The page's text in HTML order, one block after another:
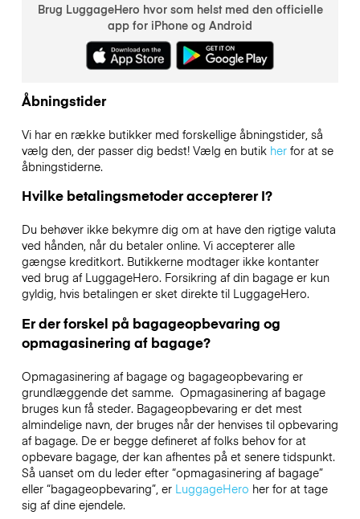
Brug LuggageHero hvor som helst med den officielle
app for iPhone og Android
Åbningstider
Vi har en række butikker med forskellige åbningstider, så
vælg den, der passer dig bedst! Vælg en butik herfor at se
åbningstiderne.
Hvilke betalingsmetoder accepterer I?
Du behøver ikke bekymre dig om at have den rigtige valuta
ved hånden, når du betaler online. Vi accepterer alle
gængse kreditkort. Butikkerne modtager ikke kontanter
ved brug af LuggageHero. Forsikring af din bagage er kun
gyldig, hvis betalingen er sket direkte til LuggageHero.
Er der forskel på bagageopbevaring og
opmagasinering af bagage?
Opmagasinering af bagage og bagageopbevaring er
grundlæggende det samme. Opmagasinering af bagage
bruges kun få steder. Bagageopbevaring er det mest
almindelige navn, der bruges når der henvises til opbevaring
af bagage. De er begge defineret af folks behov for at
opbevare bagage, der kan afhentes på et senere tidspunkt.
Så uanset om du leder efter “opmagasinering af bagage”
eller “bagageopbevaring”, erLuggageHero her for at tage
sig af dine ejendele.